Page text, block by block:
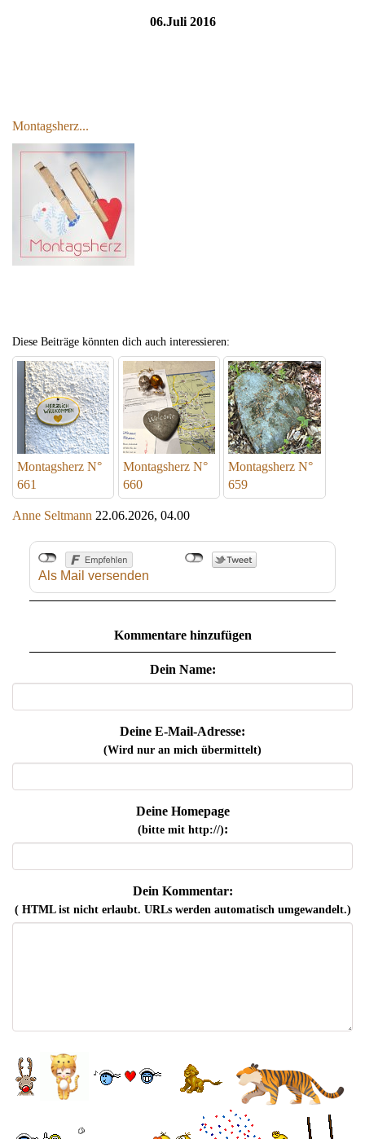
06.Juli 2016
Montagsherz...
Diese Beiträge könnten dich auch interessieren:
Montagsherz N°
661
Montagsherz N°
660
Montagsherz N°
659
Anne Seltmann 22.06.2026, 04.00
Als Mail versenden
Kommentare hinzufügen
Dein Name:
Deine E-Mail-Adresse:
(Wird nur an mich übermittelt)
Deine Homepage
(bitte mit http://):
Dein Kommentar:
( HTML ist nichterlaubt. URLs werden automatisch umgewandelt.)